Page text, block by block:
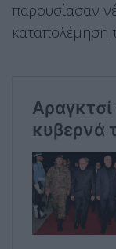
παρουσίασαν
καταπολέμηση